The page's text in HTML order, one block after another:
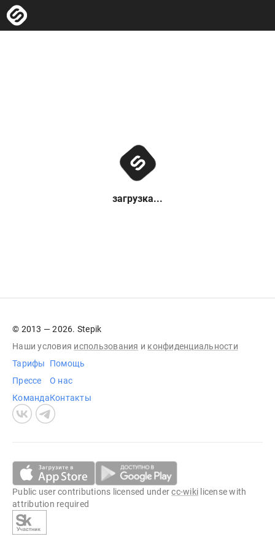
загрузка...
© 2013 — 2026. Stepik
Наши условия использования и конфиденциальности
Тарифы
Прессе
Команда
Помощь
О нас
Контакты
Public user contributions licensed undercc-wiki license with
attribution required